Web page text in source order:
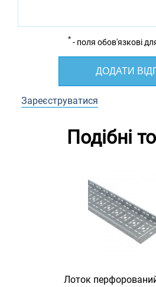
* - поля обов'язкові
ДОДАТИ
Зареєструватися
Подібні
Лоток